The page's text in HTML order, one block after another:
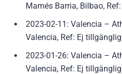
Mamés Barria, Bilbao,
2023-02-11: Valencia –
Valencia, Ref: Ej
2023-01-26: Valencia –
Valencia, Ref: Ej